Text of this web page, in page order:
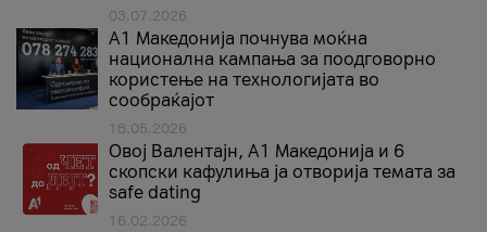
03.07.2026
A1 Македонија почнува моќна
национална кампања за поодговорно
користење на технологијата во
сообраќајот
18.05.2026
Овој Валентајн, A1 Македонија и 6
скопски кафулиња ја отворија темата за
safe dating
16.02.2026